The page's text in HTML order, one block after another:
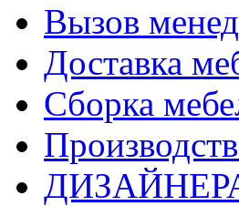
Вызов
Доставка
Сборка